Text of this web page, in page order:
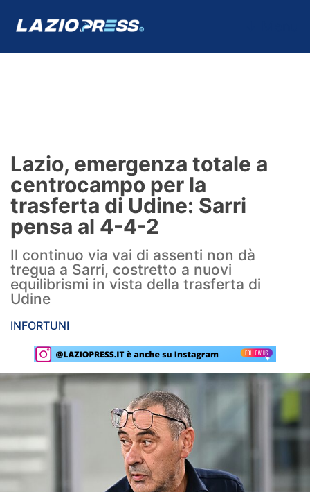
Formello
Infortuni
Primavera
Calciomercato
Lazio Women
Rassegna Lazio
Social
Calcio
Champions League
Europa League
Lazio, emergenza totale a
centrocampo per la
trasferta di Udine: Sarri
pensa al 4-4-2
Il continuo via vai di assenti non dà
tregua a Sarri, costretto a nuovi
equilibrismi in vista della trasferta di
Udine
INFORTUNI